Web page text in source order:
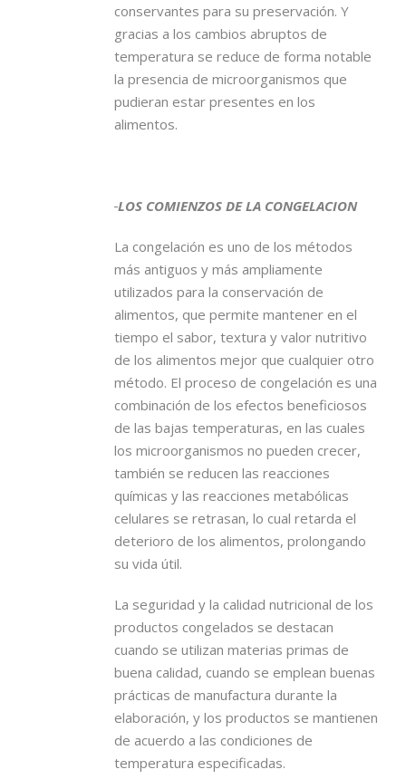
conservantes para su preservación. Y
gracias a los cambios abruptos de
temperatura se reduce de forma notable
la presencia de microorganismos que
pudieran estar presentes en los
alimentos.
LOS COMIENZOS DE LA CONGELACION
La congelación es uno de los métodos
más antiguos y más ampliamente
utilizados para la conservación de
alimentos, que permite mantener en el
tiempo el sabor, textura y valor nutritivo
de los alimentos mejor que cualquier otro
método. El proceso de congelación es una
combinación de los efectos beneficiosos
de las bajas temperaturas, en las cuales
los microorganismos no pueden crecer,
también se reducen las reacciones
químicas y las reacciones metabólicas
celulares se retrasan, lo cual retarda el
deterioro de los alimentos, prolongando
su vida útil.
La seguridad y la calidad nutricional de los
productos congelados se destacan
cuando se utilizan materias primas de
buena calidad, cuando se emplean buenas
prácticas de manufactura durante la
elaboración, y los productos se mantienen
de acuerdo a las condiciones de
temperatura especificadas.